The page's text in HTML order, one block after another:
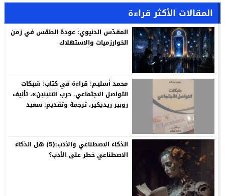
المقالات الأكثر قراءة
المقدّس الدنيوي: عودة الطقس في زمن
الخوارزميات والاستهلاك
محمد أسليـم: قراءة في كتاب: شبكات
التواصل الاجتماعي. حرب التنينين»، تأليف
روبير ريديكير، ترجمة وتقديم: سعيد
الذكاء الاصطناعي والأدب:(5) هل الذكاء
الاصطناعي خطر على الأدب؟